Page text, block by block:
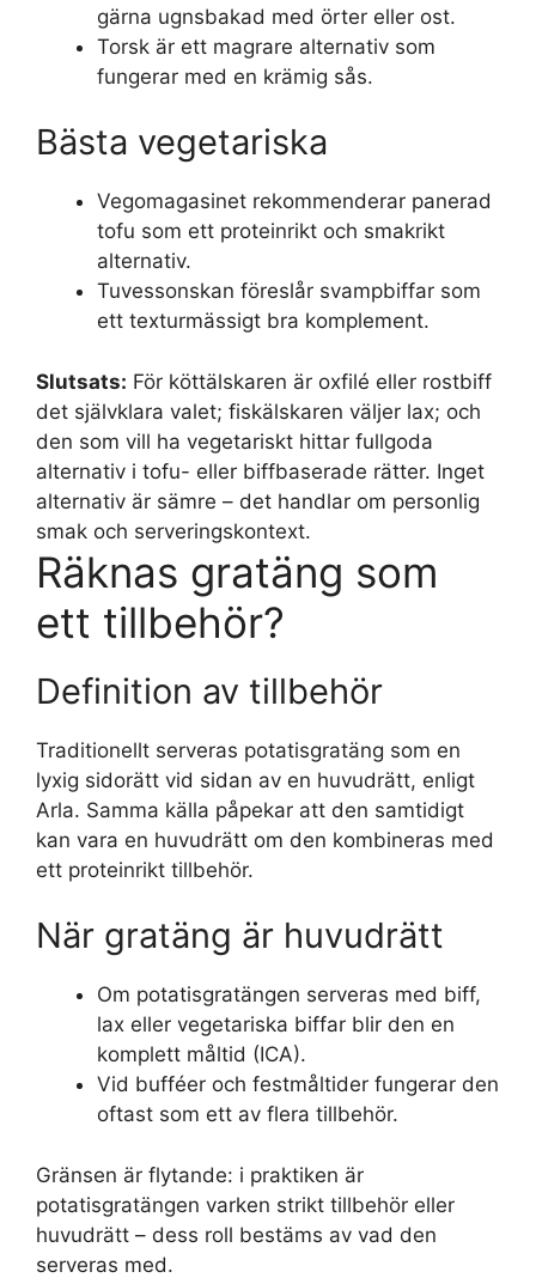
gärna ugnsbakad med örter eller ost.
Torsk är ett magrare alternativ som
fungerar med en krämig sås.
Bästa vegetariska
Vegomagasinet rekommenderar panerad
tofu som ett proteinrikt och smakrikt
alternativ.
Tuvessonskan föreslår svampbiffar som
ett texturmässigt bra komplement.
Slutsats: För köttälskaren är oxfilé eller rostbiff
det självklara valet; fiskälskaren väljer lax; och
den som vill ha vegetariskt hittar fullgoda
alternativ i tofu- eller biffbaserade rätter. Inget
alternativ är sämre – det handlar om personlig
smak och serveringskontext.
Räknas gratäng som
ett tillbehör?
Definition av tillbehör
Traditionellt serveras potatisgratäng som en
lyxig sidorätt vid sidan av en huvudrätt, enligt
Arla. Samma källa påpekar att den samtidigt
kan vara en huvudrätt om den kombineras med
ett proteinrikt tillbehör.
När gratäng är huvudrätt
Om potatisgratängen serveras med biff,
lax eller vegetariska biffar blir den en
komplett måltid (ICA).
Vid bufféer och festmåltider fungerar den
oftast som ett av flera tillbehör.
Gränsen är flytande: i praktiken är
potatisgratängen varken strikt tillbehör eller
huvudrätt – dess roll bestäms av vad den
serveras med.